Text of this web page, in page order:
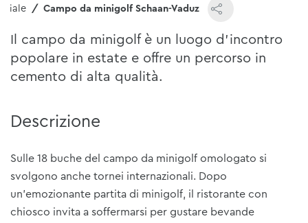
Campo da minigolf Schaan-Vaduz
Il campo da minigolf è un luogo d'incontro
popolare in estate e offre un percorso in
cemento di alta qualità.
Descrizione
Sulle 18 buche del campo da minigolf omologato si
svolgono anche tornei internazionali. Dopo
un’emozionante partita di minigolf, il ristorante con
chiosco invita a soffermarsi per gustare bevande